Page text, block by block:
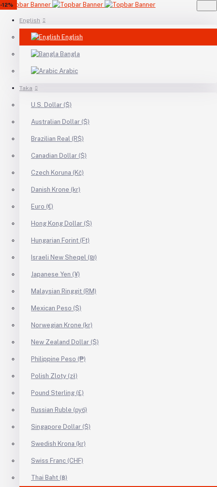
English
English
Bangla
Arabic
Taka
U.S. Dollar ($)
Australian Dollar ($)
Brazilian Real (R$)
Canadian Dollar ($)
Czech Koruna (Kč)
Danish Krone (kr)
Euro (€)
Hong Kong Dollar ($)
Hungarian Forint (Ft)
Israeli New Sheqel (₪)
Japanese Yen (¥)
Malaysian Ringgit (RM)
Mexican Peso ($)
Norwegian Krone (kr)
New Zealand Dollar ($)
Philippine Peso (₱)
Polish Zloty (zł)
Pound Sterling (£)
Russian Ruble (руб)
Singapore Dollar ($)
Swedish Krona (kr)
Swiss Franc (CHF)
Thai Baht (฿)
-6%
-13%
-11%
-12%